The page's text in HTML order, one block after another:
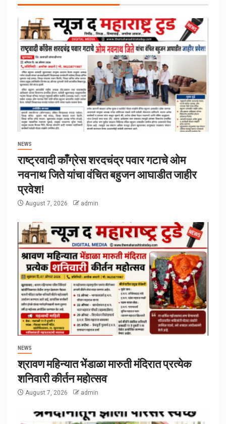
NEWS
राष्ट्रवादी काँग्रेस शरदचंद्र पवार गटाचे ओम
नवनाथ जिते यांचा वंचित बहुजन आघाडीत जाहीर
प्रवेश!
August 7, 2026 admin
NEWS
श्रावण महिन्यात भेंडाळा मारुती मंदिरात प्रत्येक
शनिवारी कीर्तन महोत्सव
August 7, 2026 admin